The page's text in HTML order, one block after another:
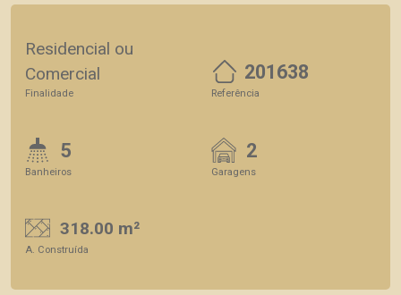
Residencial ou
Comercial
Finalidade
201638
Referência
5
Banheiros
2
Garagens
318.00 m²
A. Construída